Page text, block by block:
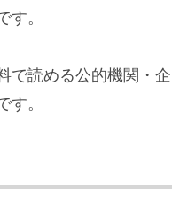
。
で読める公的機関・企
。